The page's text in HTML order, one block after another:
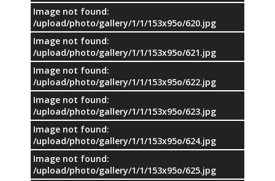
Image not found:
/upload/photo/gallery/1/1/153x95o/620.jpg
Image not found:
/upload/photo/gallery/1/1/153x95o/621.jpg
Image not found:
/upload/photo/gallery/1/1/153x95o/622.jpg
Image not found:
/upload/photo/gallery/1/1/153x95o/623.jpg
Image not found:
/upload/photo/gallery/1/1/153x95o/624.jpg
Image not found:
/upload/photo/gallery/1/1/153x95o/625.jpg